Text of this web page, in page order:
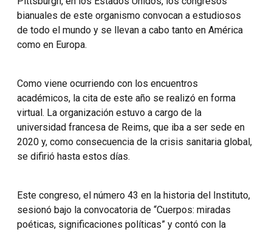
bianuales de este organismo convocan a estudiosos
de todo el mundo y se llevan a cabo tanto en América
como en Europa.
Como viene ocurriendo con los encuentros
académicos, la cita de este año se realizó en forma
virtual. La organización estuvo a cargo de la
universidad francesa de Reims, que iba a ser sede en
2020 y, como consecuencia de la crisis sanitaria global,
se difirió hasta estos días.
Este congreso, el número 43 en la historia del Instituto,
sesionó bajo la convocatoria de “Cuerpos: miradas
poéticas, significaciones políticas” y contó con la